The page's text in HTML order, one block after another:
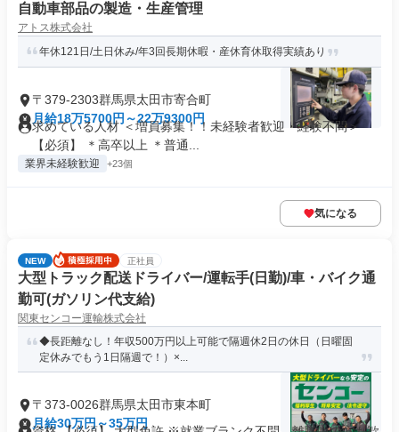
自動車部品の製造・生産管理
アトス株式会社
年休121日/土日休み/年3回長期休暇・産休育休取得実績あり
〒379-2303群馬県太田市寄合町
月給18万5700円～22万9300円
求めている人材 ＜増員募集！！未経験者歓迎・経験不問＞
【必須】 ＊高卒以上 ＊普通...
業界未経験歓迎 +23個
気になる
NEW 正社員
大型トラック配送ドライバー/運転手(日勤)/車・バイク通
勤可(ガソリン代支給)
関東センコー運輸株式会社
◆長距離なし！年収500万円以上可能で隔週休2日の休日（日曜固
定休みでもう1日隔週で！）×...
〒373-0026群馬県太田市東本町
月給30万円～35万円